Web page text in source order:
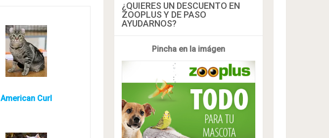
American Curl
¿QUIERES UN DESCUENTO EN
ZOOPLUS Y DE PASO
AYUDARNOS?
Pincha en la imágen